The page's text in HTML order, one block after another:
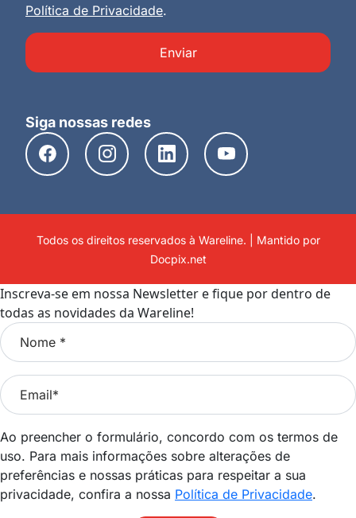
Política de Privacidade.
Enviar
Siga nossas redes
Todos os direitos reservados à Wareline. | Mantido por
Docpix.net
Inscreva-se em nossa Newsletter e fique por dentro de
todas as novidades da Wareline!
Ao preencher o formulário, concordo com os termos de
uso. Para mais informações sobre alterações de
preferências e nossas práticas para respeitar a sua
privacidade, confira a nossa Política de Privacidade.